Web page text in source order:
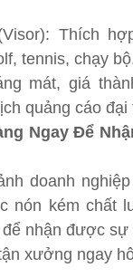
Thích
tennis, chạy
mát, giá
quảng cáo đại
Ngay Để
doanh
nón kém chất
nhận được sự
xưởng ngay